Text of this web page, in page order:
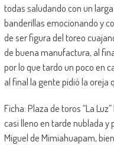
todas saludando con un
banderillas emocionando y
de ser figura del toreo
de buena manufactura, al
por lo que tardo un poco en
al final la gente pidió la oreja
Ficha: Plaza de toros “La
casi lleno en tarde nublada y
Miguel de Mimiahuapam,